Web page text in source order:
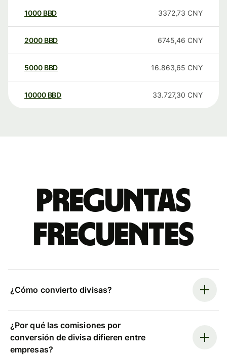
1000 BBD 3372,73 CNY
2000 BBD 6745,46 CNY
5000 BBD 16.863,65 CNY
10000 BBD 33.727,30 CNY
Preguntas
frecuentes
¿Cómo convierto divisas?
¿Por qué las comisiones por
conversión de divisa difieren entre
empresas?